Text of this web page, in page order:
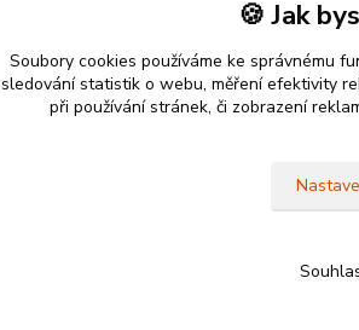
🍪 Jak
Soubory cookies používáme ke správnému
sledování statistik o webu, měření efektivity
při používání stránek, či zobrazení